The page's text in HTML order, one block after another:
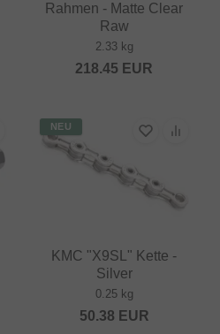
Rahmen - Matte Clear
Raw
2.33 kg
218.45 EUR
NEU
KMC "X9SL" Kette -
Silver
0.25 kg
50.38 EUR